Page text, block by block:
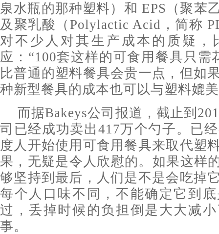
泉水瓶的那种塑料）和 EPS（聚苯
及聚乳酸（Polylactic Acid，简称
对不少人对其生产成本的质疑，
应：“100套这样的可食用餐具只需
比普通的塑料餐具会贵一点，但如
种新型餐具的成本也可以与塑料媲
而据Bakeys公司报道，截止到
司已经成功卖出417万个勺子。已
度人开始使用可食用餐具来取代塑
果，无疑是令人欣慰的。如果这样
够坚持到最后，人们是不是会吃掉
每个人口味不同，不能确定它到
过，丢掉时候的负担倒是大大减
事。